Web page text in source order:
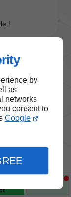
by
as
networks
consent to
Google
et de